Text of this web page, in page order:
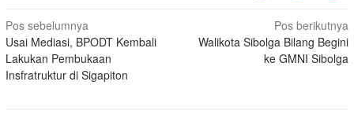
Navigasi
pos
Pos sebelumnya
Usai Mediasi, BPODT Kembali
Lakukan Pembukaan
Insfratruktur di Sigapiton
Pos berikutnya
Walikota Sibolga Bilang Begini
ke GMNI Sibolga